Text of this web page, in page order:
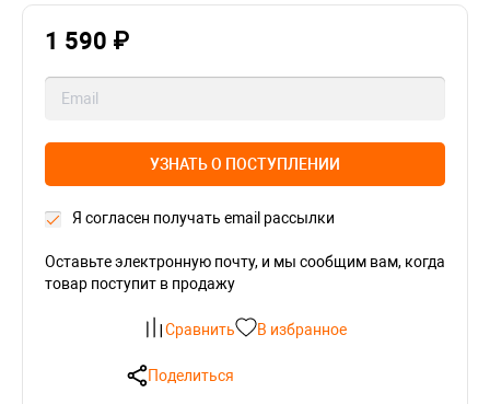
1 590 ₽
УЗНАТЬ О ПОСТУПЛЕНИИ
Я согласен получать email рассылки
Оставьте электронную почту, и мы сообщим вам, когда
товар поступит в продажу
Сравнить В избранное
Поделиться